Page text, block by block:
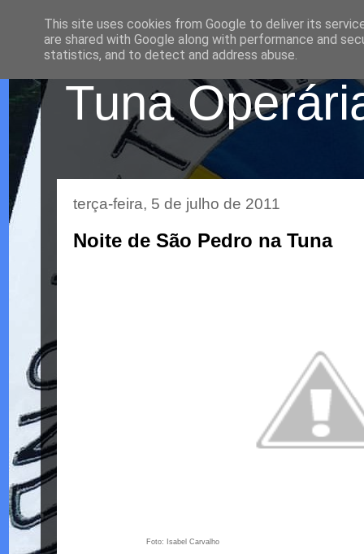
Tuna
terça-feira, 5 de julho de 2011
Noite de São Pedro na Tuna
Foto: Isabel Carvalho
This site uses cookies from Google to deliver its
are shared with Google along with performance and
statistics, and to detect and address abuse.